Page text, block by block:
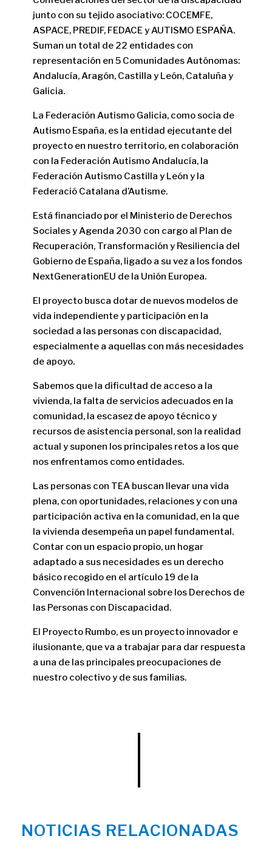
junto con su tejido asociativo: COCEMFE,
ASPACE, PREDIF, FEDACE y AUTISMO ESPAÑA.
Suman un total de 22 entidades con
representación en 5 Comunidades Autónomas:
Andalucía, Aragón, Castilla y León, Cataluña y
Galicia.
La Federación Autismo Galicia, como socia de
Autismo España, es la entidad ejecutante del
proyecto en nuestro territorio, en colaboración
con la Federación Autismo Andalucía, la
Federación Autismo Castilla y León y la
Federació Catalana d’Autisme.
Está financiado por el Ministerio de Derechos
Sociales y Agenda 2030 con cargo al Plan de
Recuperación, Transformación y Resiliencia del
Gobierno de España, ligado a su vez a los fondos
NextGenerationEU de la Unión Europea.
El proyecto busca dotar de nuevos modelos de
vida independiente y participación en la
sociedad a las personas con discapacidad,
especialmente a aquellas con más necesidades
de apoyo.
Sabemos que la dificultad de acceso a la
vivienda, la falta de servicios adecuados en la
comunidad, la escasez de apoyo técnico y
recursos de asistencia personal, son la realidad
actual y suponen los principales retos a los que
nos enfrentamos como entidades.
Las personas con TEA buscan llevar una vida
plena, con oportunidades, relaciones y con una
participación activa en la comunidad, en la que
la vivienda desempeña un papel fundamental.
Contar con un espacio propio, un hogar
adaptado a sus necesidades es un derecho
básico recogido en el artículo 19 de la
Convención Internacional sobre los Derechos de
las Personas con Discapacidad.
El Proyecto Rumbo, es un proyecto innovador e
ilusionante, que va a trabajar para dar respuesta
a una de las principales preocupaciones de
nuestro colectivo y de sus familias.
NOTICIAS RELACIONADAS